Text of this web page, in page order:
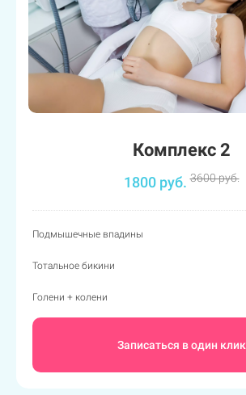
Комплекс 2
1800 руб. 3600 руб.
Подмышечные впадины
Тотальное бикини
Голени + колени
Записаться в один клик